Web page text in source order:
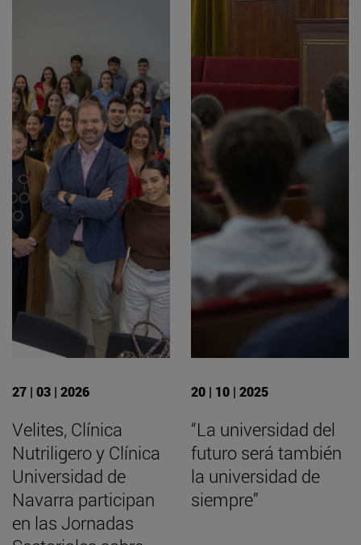
27 | 03 | 2026
Velites, Clínica
Nutriligero y Clínica
Universidad de
Navarra participan
en las Jornadas
20 | 10 | 2025
“La universidad del
futuro será también
la universidad de
siempre”